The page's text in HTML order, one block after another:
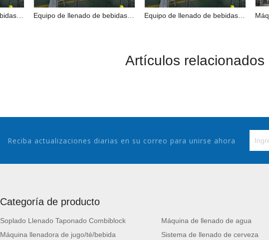
Artículos relacionados
Reciba actualizaciones diarias en su correo para unirse ahora
Categoría de producto
Soplado Llenado Taponado Combiblock Máquina de llenado de agua
Máquina llenadora de jugo/té/bebida
Sistema de llenado de cerveza